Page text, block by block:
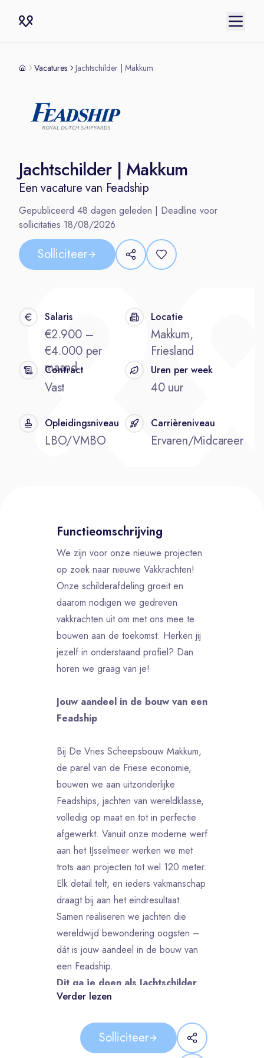
Vacatures Jachtschilder | Makkum
Jachtschilder | Makkum
Een vacature van Feadship
Gepubliceerd 48 dagen geleden | Deadline voor
sollicitaties 18/08/2026
Solliciteer
Salaris
€2.900 –
€4.000 per
maand
Locatie
Makkum,
Friesland
Contract
Vast
Uren per week
40 uur
Opleidingsniveau
LBO/VMBO
Carrièreniveau
Ervaren/Midcareer
Functieomschrijving
We zijn voor onze nieuwe projecten
op zoek naar nieuwe Vakkrachten!
Onze schilderafdeling groeit en
daarom nodigen we gedreven
vakkrachten uit om met ons mee te
bouwen aan de toekomst. Herken jij
jezelf in onderstaand profiel? Dan
horen we graag van je!
Jouw aandeel in de bouw van een
Feadship
Bij De Vries Scheepsbouw Makkum,
de parel van de Friese economie,
bouwen we aan uitzonderlijke
Feadships, jachten van wereldklasse,
volledig op maat en tot in perfectie
afgewerkt. Vanuit onze moderne werf
aan het IJsselmeer werken we met
trots aan projecten tot wel 120 meter.
Elk detail telt, en ieders vakmanschap
draagt bij aan het eindresultaat.
Samen realiseren we jachten die
wereldwijd bewondering oogsten –
dát is jouw aandeel in de bouw van
een Feadship.
Dit ga je doen als Jachtschilder
vakmanschap een kunst wordt.
Feadship en middelmatigheid? Die
Verder lezen
Solliciteer